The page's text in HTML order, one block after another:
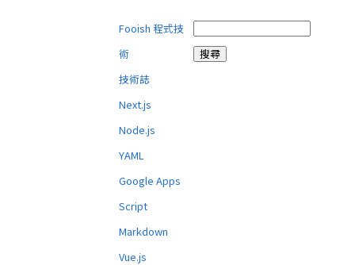
Fooish 程式技
術
技術誌
Next.js
Node.js
YAML
Google Apps
Script
Markdown
Vue.js